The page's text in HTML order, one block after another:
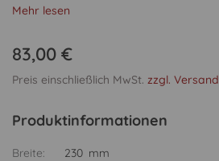
Mehr lesen
83,00 €
Preis einschließlich MwSt. zzgl. Versand
Produktinformationen
Breite:
230 mm